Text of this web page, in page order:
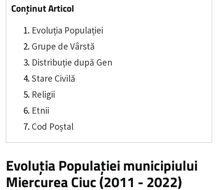
Conținut Articol
Evoluția Populației
Grupe de Vârstă
Distribuție după Gen
Stare Civilă
Religii
Etnii
Cod Poștal
Evoluția Populației municipiului
Miercurea Ciuc (2011 - 2022)